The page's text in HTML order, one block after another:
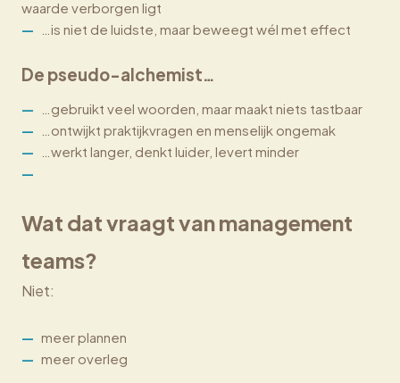
waarde verborgen ligt
…is niet de luidste, maar beweegt wél met effect
De pseudo-alchemist…
…gebruikt veel woorden, maar maakt niets tastbaar
…ontwijkt praktijkvragen en menselijk ongemak
…werkt langer, denkt luider, levert minder
Wat dat vraagt van management
teams?
Niet:
meer plannen
meer overleg